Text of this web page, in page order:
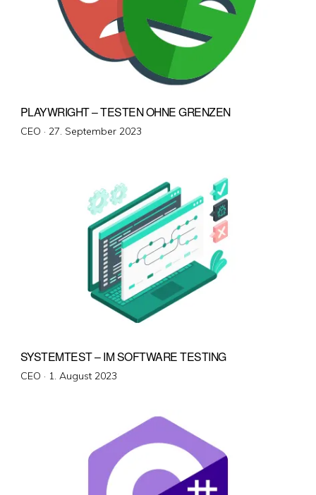
PLAYWRIGHT – TESTEN OHNE GRENZEN
CEO · Veröffentlicht
27. September 2023
SYSTEMTEST – IM SOFTWARE TESTING
CEO · Veröffentlicht
1. August 2023